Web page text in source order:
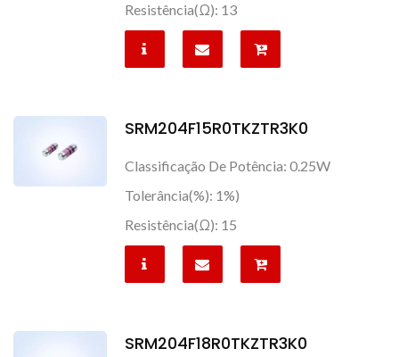
Resistência(Ω): 13
SRM204F15R0TKZTR3K0
Classificação De Potência: 0.25W
Tolerância(%): 1%)
Resistência(Ω): 15
SRM204F18R0TKZTR3K0